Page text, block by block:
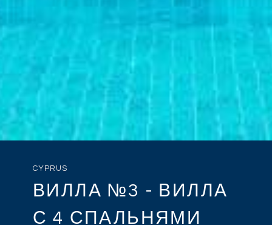
CYPRUS
ВИЛЛА №3 - ВИЛЛА
С 4 СПАЛЬНЯМИ